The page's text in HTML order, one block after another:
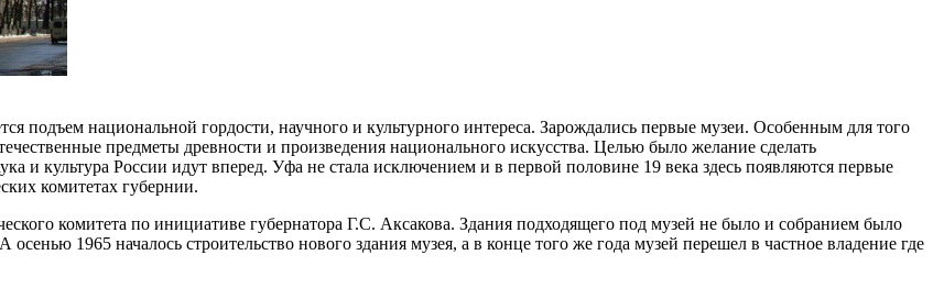
подъем национальной гордости, научного и культурного интереса. Зарождались первые музеи. Особенным для того
предметы древности и произведения национального искусства. Целью было желание сделать
и культура России идут вперед. Уфа не стала исключением и в первой половине 19 века здесь появляются первые
комитетах губернии.
комитета по инициативе губернатора Г.С. Аксакова. Здания подходящего под музей не было и собранием было
1965 началось строительство нового здания музея, а в конце того же года музей перешел в частное владение где